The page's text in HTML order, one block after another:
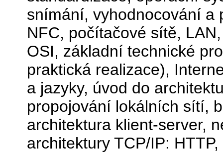
snímání, vyhodnocování a
NFC, počítačové sítě,
OSI, základní technické
praktická realizace),
a jazyky, úvod do
propojování lokálních sítí,
architektura klient-server,
architektury TCP/IP: